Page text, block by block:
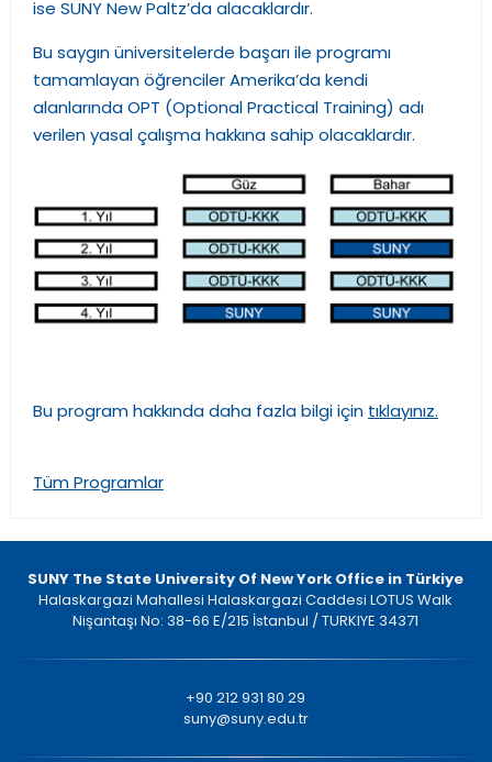
ise SUNY New Paltz’da alacaklardır.
Bu saygın üniversitelerde başarı ile programı
tamamlayan öğrenciler Amerika’da kendi
alanlarında OPT (Optional Practical Training) adı
verilen yasal çalışma hakkına sahip olacaklardır.
Bu program hakkında daha fazla bilgi için tıklayınız.
Tüm Programlar
SUNY The State University Of New York Office in Türkiye
Halaskargazi Mahallesi Halaskargazi Caddesi LOTUS Walk
Nişantaşı No: 38-66 E/215 İstanbul / TURKIYE 34371
+90 212 931 80 29
suny@suny.edu.tr